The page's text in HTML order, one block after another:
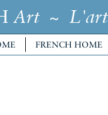
Art~ L'art
FRENCH HOME